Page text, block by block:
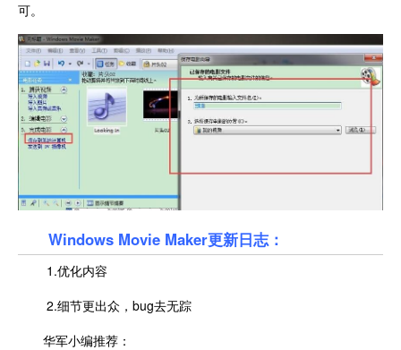
可。
Windows Movie Maker更新日志：
1.优化内容
2.细节更出众，bug去无踪
华军小编推荐：